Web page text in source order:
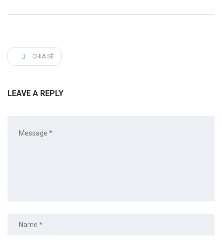
CHIA SẼ
LEAVE A REPLY